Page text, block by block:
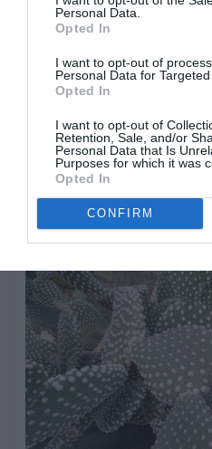
Personal Data.
Opted In
I want to opt-out of
Personal Data for Targeted
Opted In
I want to opt-out of
Retention, Sale, and/or
Personal Data that Is
Purposes for which it was
Opted In
CONFIRM
causar heridas en las palas,
estropeadas con cuidado
cactus. No soportan
heladas, en climas fríos
deberán cultivarse en
luminosos. Prefieren
el año, aunque pueden
breves y suaves.